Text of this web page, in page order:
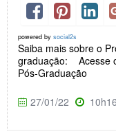
powered by social2s
Saiba mais sobre o
graduação: Acesse
Pós-Graduação
27/01/22 10h16